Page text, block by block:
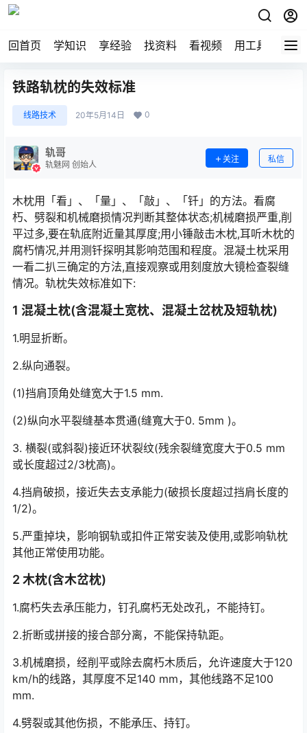
回首页 学知识 享经验 找资料 看视频 用工具 论技
铁路轨枕的失效标准
线路技术 20年5月14日 0
轨哥
轨魅网 创始人
关注 私信
木枕用「看」、「量」、「敲」、「钎」的方法。看腐
朽、劈裂和机械磨损情况判断其整体状态;机械磨损严重,削
平过多,要在轨底附近量其厚度;用小锤敲击木枕,耳听木枕的
腐朽情况,并用测钎探明其影响范围和程度。混凝土枕采用
一看二扒三确定的方法,直接观察或用刻度放大镜检查裂缝
情况。轨枕失效标准如下:󠅅󠅃󠄵󠅂󠄪󠇖󠆨󠆨󠇕󠆞󠆒󠅬󠇘󠆭󠆘󠇙󠆝󠅵󠇗󠆭󠆁󠄐󠇗󠅹󠅸󠇖󠆍󠅳󠇖󠅹󠅰󠇖󠆌󠅹
1 混凝土枕(含混凝土宽枕、混凝土岔枕及短轨枕)
1.明显折断。
2.纵向通裂。
(1)挡肩顶角处缝宽大于1.5 mm.
(2)纵向水平裂缝基本贯通(缝寬大于0. 5mm )。
3. 横裂(或斜裂)接近环状裂纹(残余裂缝宽度大于0.5 mm
或长度超过2/3枕高)。
4.挡肩破损，接近失去支承能力(破损长度超过挡肩长度的
1/2)。
5.严重掉块，影响钢轨或扣件正常安装及使用,或影响轨枕
其他正常使用功能。
2 木枕(含木岔枕)
1.腐朽失去承压能力，钉孔腐朽无处改孔，不能持钉。
2.折断或拼接的接合部分离，不能保持轨距。
3.机械磨损，经削平或除去腐朽木质后，允许速度大于120
km/h的线路，其厚度不足140 mm，其他线路不足100
mm.
4.劈裂或其他伤损，不能承压、持钉。